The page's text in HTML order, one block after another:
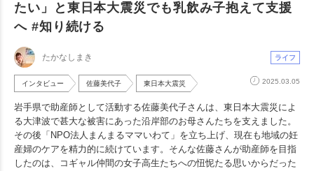
たい」と東日本大震災でも乳飲み子抱えて支援
へ #知り続ける
たかなしまき ライフ
インタビュー 佐藤美代子 東日本大震災 2025.03.05
岩手県で助産師として活動する佐藤美代子さんは、東日本大震災によ
る大津波で甚大な被害にあった沿岸部のお母さんたちを支えました。
その後「NPO法人まんまるママいわて」を立ち上げ、現在も地域の妊
産婦のケアを精力的に続けています。そんな佐藤さんが助産師を目指
したのは、コギャル仲間の女子高生たちへの忸怩たる思いからだった